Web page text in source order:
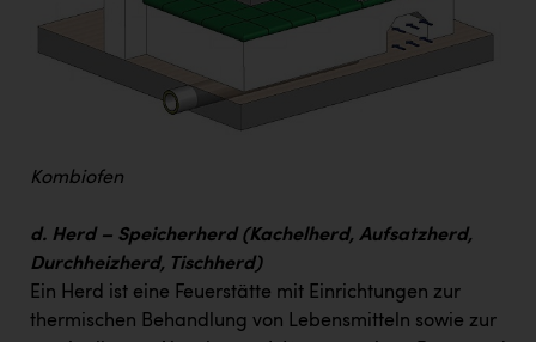
Kombiofen
d. Herd – Speicherherd (Kachelherd, Aufsatzherd,
Durchheizherd, Tischherd)
Ein Herd ist eine Feuerstätte mit Einrichtungen zur
thermischen Behandlung von Lebensmitteln sowie zur